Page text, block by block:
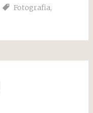
Fotografia,